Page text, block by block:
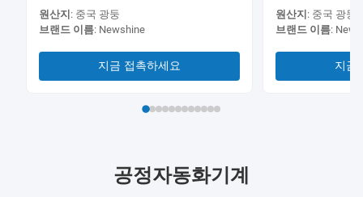
지털 판독 및 측정 시스템용으로 설
계됨
원산지: 중국 광둥
브랜드 이름: Newshine
지금 접촉하세요
원산지: 중국 광둥
브랜드 이름:
지금
공정자동화기계